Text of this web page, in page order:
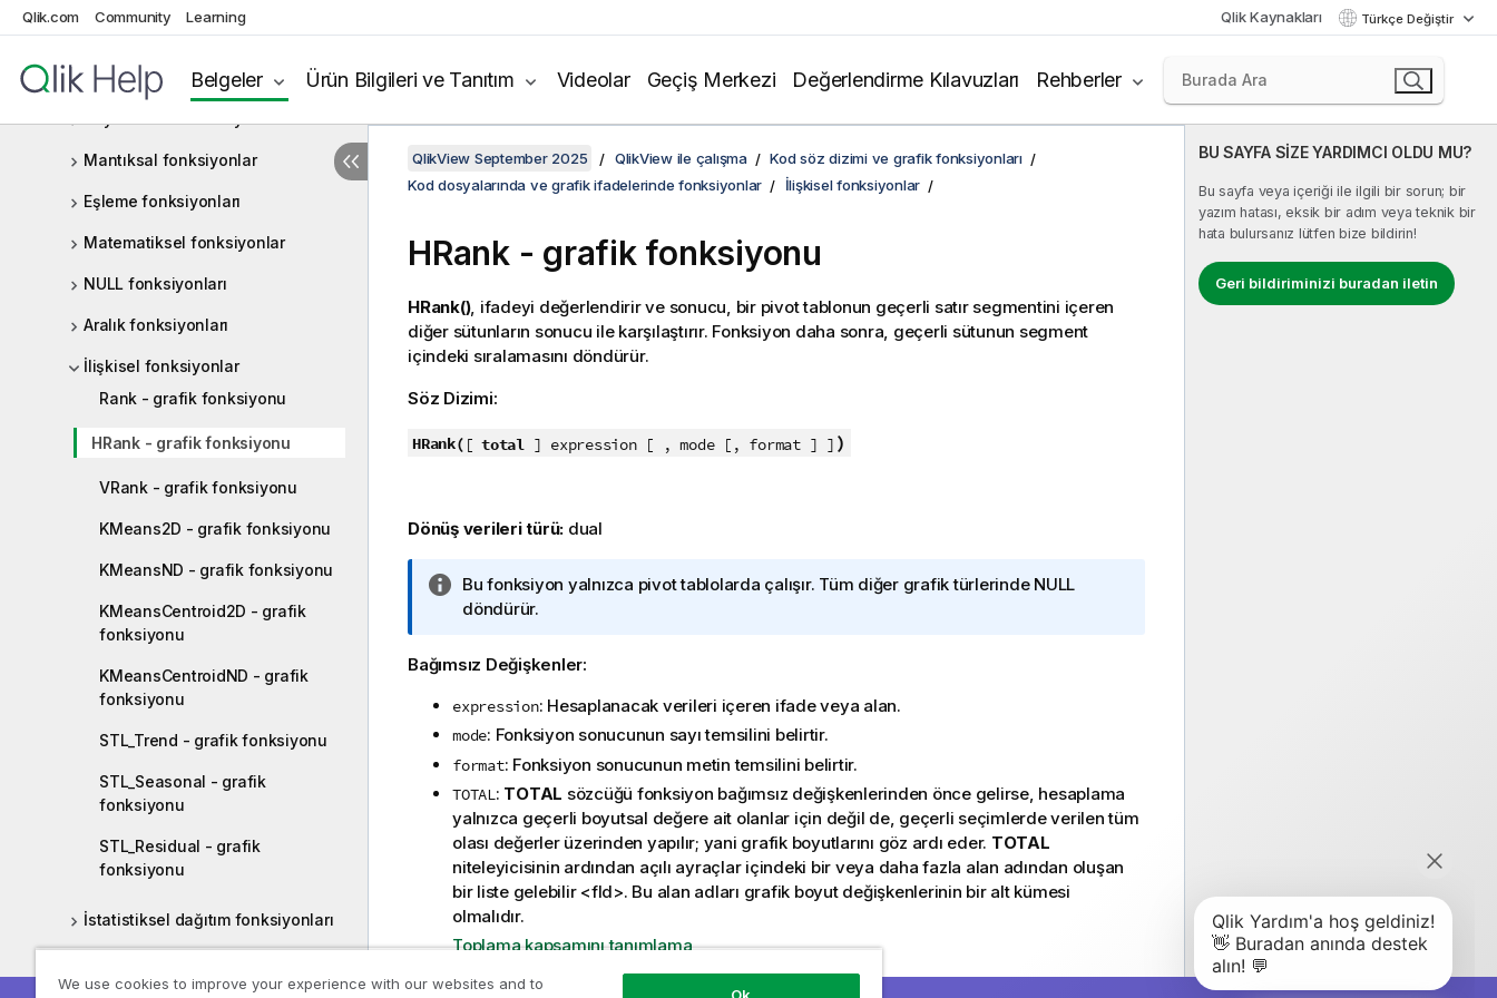
Qlik.com Community Learning Qlik Kaynakları Türkçe Değiştir
Belgeler Ürün Bilgileri ve Tanıtım Videolar Geçiş Merkezi Değerlendirme Kılavuzları Rehberler
Genel sayısal fonksiyonlar
Yorumlama fonksiyonları
Mantıksal fonksiyonlar
Eşleme fonksiyonları
Matematiksel fonksiyonlar
NULL fonksiyonları
Aralık fonksiyonları
İlişkisel fonksiyonlar
Rank - grafik fonksiyonu
HRank - grafik fonksiyonu
VRank - grafik fonksiyonu
KMeans2D - grafik fonksiyonu
KMeansND - grafik fonksiyonu
KMeansCentroid2D - grafik
fonksiyonu
KMeansCentroidND - grafik
fonksiyonu
STL_Trend - grafik fonksiyonu
STL_Seasonal - grafik
fonksiyonu
STL_Residual - grafik
fonksiyonu
İstatistiksel dağıtım fonksiyonları
BU SAYFA SİZE YARDIMCI OLDU MU?
Bu sayfa veya içeriği ile ilgili bir sorun; bir
yazım hatası, eksik bir adım veya teknik bir
hata bulursanız lütfen bize bildirin!
Geri bildiriminizi buradan iletin
QlikView September 2025 QlikView ile çalışma
Kod söz dizimi ve grafik fonksiyonları
Kod dosyalarında ve grafik ifadelerinde fonksiyonlar
İlişkisel fonksiyonlar
HRank - grafik fonksiyonu
HRank(), ifadeyi değerlendirir ve sonucu, bir pivot tablonun geçerli satır segmentini içeren
diğer sütunların sonucu ile karşılaştırır. Fonksiyon daha sonra, geçerli sütunun segment
içindeki sıralamasını döndürür.
Söz Dizimi:
HRank( [ total] expression [ , mode [, format ] ] )
Dönüş verileri türü: dual
B
i
g
n
o
Bu fonksiyon yalnızca pivot tablolarda çalışır. Tüm diğer grafik türlerinde NULL
döndürür.
Bağımsız Değişkenler:
expression: Hesaplanacak verileri içeren ifade veya alan.
mode: Fonksiyon sonucunun sayı temsilini belirtir.
format: Fonksiyon sonucunun metin temsilini belirtir.
TOTAL: TOTAL sözcüğü fonksiyon bağımsız değişkenlerinden önce gelirse, hesaplama
yalnızca geçerli boyutsal değere ait olanlar için değil de, geçerli seçimlerde verilen tüm
olası değerler üzerinden yapılır; yani grafik boyutlarını göz ardı eder. TOTAL
niteleyicisinin ardından açılı ayraçlar içindeki bir veya daha fazla alan adından oluşan
bir liste gelebilir <fld>. Bu alan adları grafik boyut değişkenlerinin bir alt kümesi
olmalıdır.
Toplama kapsamını tanımlama
Pivot tablo tek boyutluysa veya ifadeden önce
We use cookies to improve your experience with our websites and to